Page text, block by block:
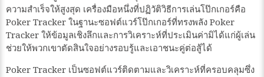
ความสำเร็จให้สูงสุด เครื่องมือหนึ่งที่ปฏิวัติวิธีการเล่นโป๊กเกอร์คือ
Poker Tracker ในฐานะซอฟต์แวร์โป๊กเกอร์ที่ทรงพลัง Poker
Tracker ให้ข้อมูลเชิงลึกและการวิเคราะห์ที่ประเมินค่ามิได้แก่ผู้เล่น
ช่วยให้พวกเขาตัดสินใจอย่างรอบรู้และเอาชนะคู่ต่อสู้ได้
Poker Tracker เป็นซอฟต์แวร์ติดตามและวิเคราะห์ที่ครอบคลุมซึ่ง